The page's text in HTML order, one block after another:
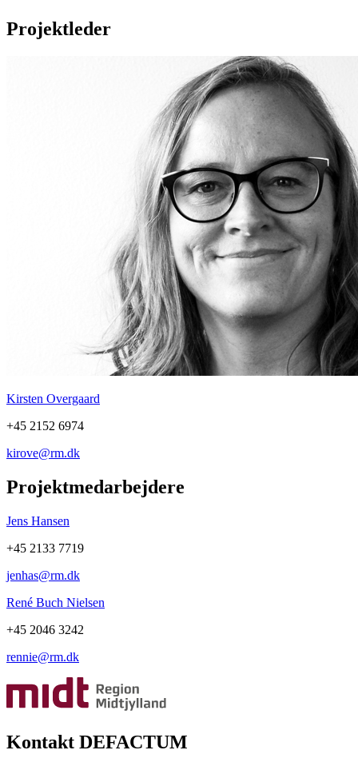
Projektleder
Kirsten Overgaard
+45 2152 6974
kirove@rm.dk
Projektmedarbejdere
Jens Hansen
+45 2133 7719
jenhas@rm.dk
René Buch Nielsen
+45 2046 3242
rennie@rm.dk
Kontakt DEFACTUM